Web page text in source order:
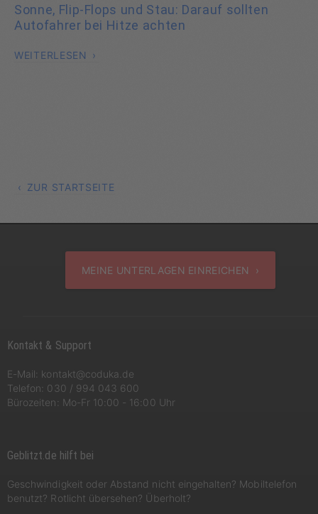
Sonne, Flip-Flops und Stau: Darauf sollten
Autofahrer bei Hitze achten
WEITERLESEN
ZUR STARTSEITE
MEINE UNTERLAGEN EINREICHEN ›
Kontakt & Support
E-Mail: kontakt@coduka.de
Telefon: 030 / 994 043 600
Bürozeiten: Mo-Fr 10:00 - 16:00 Uhr
Geblitzt.de hilft bei
Geschwindigkeit oder Abstand nicht eingehalten? Mobiltelefon
benutzt? Rotlicht übersehen? Überholt?